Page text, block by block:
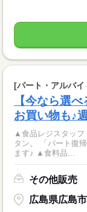
[パート・アルバイ
【今なら選
お買い物も♪
▲食品レジスタッフ
タン。 「パート復
ます♪ ▲食料品...
その他販売
広島県広島